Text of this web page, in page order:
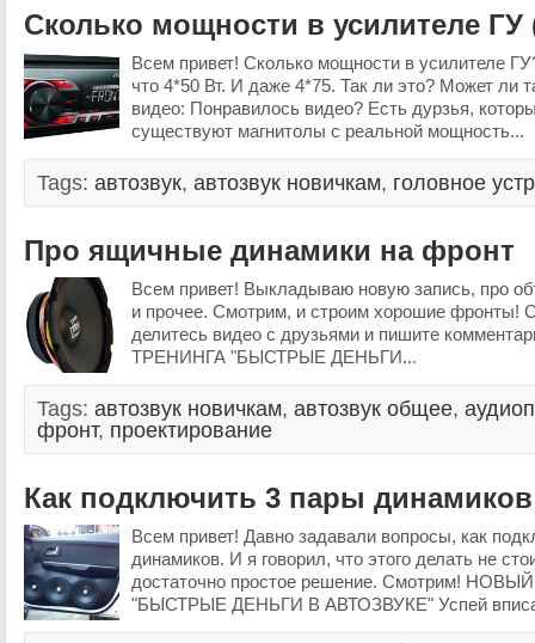
Сколько мощности в усилителе ГУ
Всем привет! Сколько мощности в усилителе
что 4*50 Вт. И даже 4*75. Так ли это? Может ли
видео: Понравилось видео? Есть дурзья,
существуют магнитолы с реальной мощность...
Tags: автозвук, автозвук новичкам, головное
Про ящичные динамики на фронт
Всем привет! Выкладываю новую запись, про
и прочее. Смотрим, и строим хорошие фронты!
делитесь видео с друзьями и пишите
ТРЕНИНГА "БЫСТРЫЕ ДЕНЬГИ...
Tags: автозвук новичкам, автозвук общее,
фронт, проектирование
Как подключить 3 пары динамиков
Всем привет! Давно задавали вопросы, как
динамиков. И я говорил, что этого делать не
достаточно простое решение. Смотрим!
"БЫСТРЫЕ ДЕНЬГИ В АВТОЗВУКЕ" Успей